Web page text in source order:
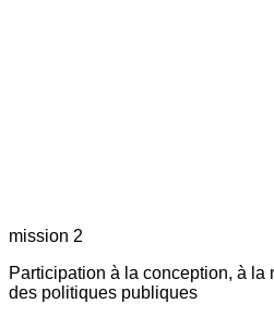
mission 2
Participation à la conception, à la
des politiques publiques